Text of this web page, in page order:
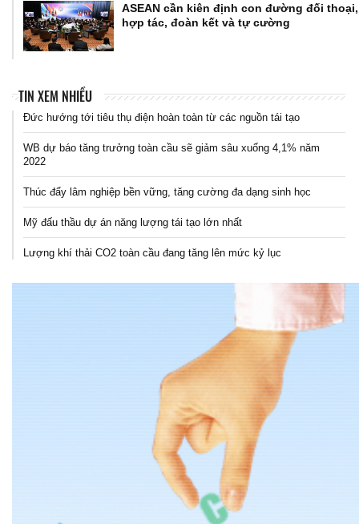
ASEAN cần kiên định con đường đối thoại,
hợp tác, đoàn kết và tự cường
TIN XEM NHIỀU
Đức hướng tới tiêu thụ điện hoàn toàn từ các nguồn tái tạo
WB dự báo tăng trưởng toàn cầu sẽ giảm sâu xuống 4,1% năm
2022
Thúc đẩy lâm nghiệp bền vững, tăng cường đa dạng sinh học
Mỹ đấu thầu dự án năng lượng tái tạo lớn nhất
Lượng khí thải CO2 toàn cầu đang tăng lên mức kỷ lục